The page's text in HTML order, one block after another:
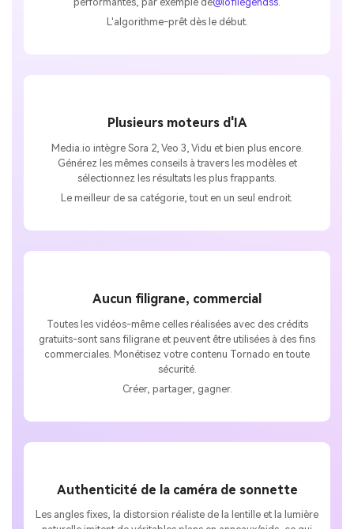
L'algorithme-prêt dès le début.
Plusieurs moteurs d'IA
Media.io intègre Sora 2, Veo 3, Vidu et bien plus encore.
Générez les mêmes conseils à travers les modèles et
sélectionnez les résultats les plus frappants.
Le meilleur de sa catégorie, tout en un seul endroit.
Aucun filigrane, commercial
Toutes les vidéos-même celles réalisées avec des crédits
gratuits-sont sans filigrane et peuvent être utilisées à des fins
commerciales. Monétisez votre contenu Tornado en toute
sécurité.
Créer, partager, gagner.
Authenticité de la caméra de sonnette
Les angles fixes, la distorsion réaliste de la lentille et la lumière